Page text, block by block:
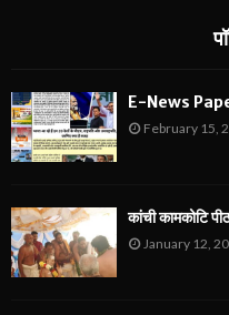
E-News
February 15,
कांची कामकोटि
January 12,